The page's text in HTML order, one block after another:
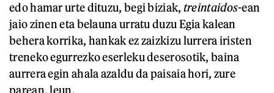
edo hamar urte dituzu, begi biziak, treintaidos-ean
jaio zinen eta belauna urratu duzu Egia kalean
behera korrika, hankak ez zaizkizu lurrera iristen
treneko egurrezko eserleku deserosotik, baina
aurrera egin ahala azaldu da paisaia hori, zure
parean, leun.